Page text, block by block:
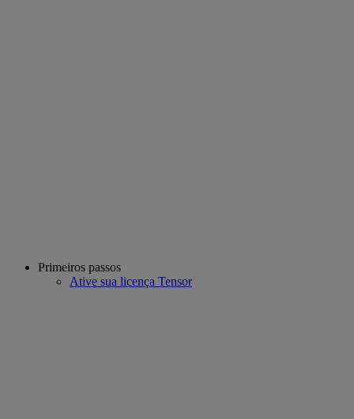
Primeiros passos
Ative sua licença Tensor